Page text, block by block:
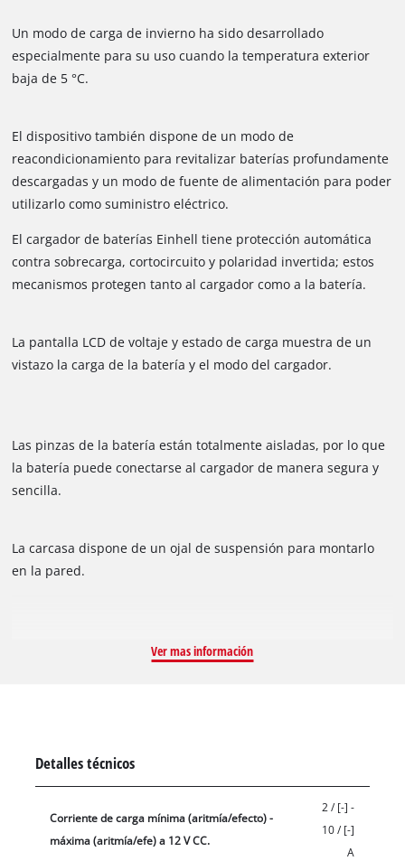
Un modo de carga de invierno ha sido desarrollado
especialmente para su uso cuando la temperatura exterior
baja de 5 °C.
El dispositivo también dispone de un modo de
reacondicionamiento para revitalizar baterías profundamente
descargadas y un modo de fuente de alimentación para poder
utilizarlo como suministro eléctrico.
El cargador de baterías Einhell tiene protección automática
contra sobrecarga, cortocircuito y polaridad invertida; estos
mecanismos protegen tanto al cargador como a la batería.
La pantalla LCD de voltaje y estado de carga muestra de un
vistazo la carga de la batería y el modo del cargador.
Las pinzas de la batería están totalmente aisladas, por lo que
la batería puede conectarse al cargador de manera segura y
sencilla.
La carcasa dispone de un ojal de suspensión para montarlo
en la pared.
Ver mas información
Detalles técnicos
Corriente de carga mínima (aritmía/efecto) -
máxima (aritmía/efe) a 12 V CC.
2 / [-] -
10 / [-]
A